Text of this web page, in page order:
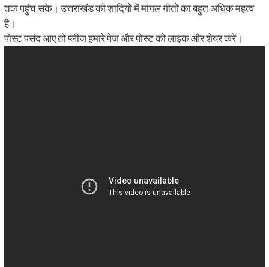
तक पहुंच सके। उत्तराखंड की शादियों में मांगल गीतों का बहुत अधिक महत्व
है।
पोस्ट पसंद आए तो प्लीज हमारे पेज और पोस्ट को लाइक और शेयर करें।